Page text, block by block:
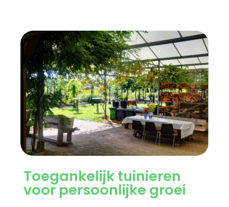
Toegankelijk tuinieren
voor persoonlijke groei